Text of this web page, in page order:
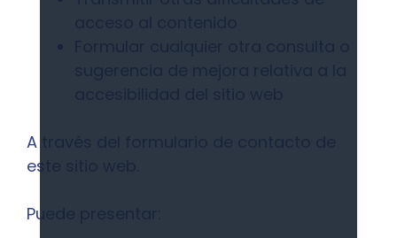
A través del formulario de contacto de
este sitio web.
Puede presentar: